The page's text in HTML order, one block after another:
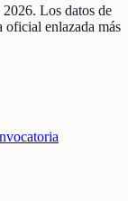
2026. Los datos de
enlazada más